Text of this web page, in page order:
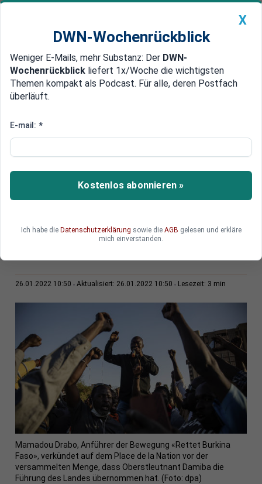
Newsticker MEIN DWN: Geldanlage Premium
Edelmetalle DWN-Magazin China
Geopolitische Umbrüche mehren
In Westafrika finden derzeit in drei Staaten
geopolitische Verschiebungen statt. Die EU wird
in allen drei Fällen von den Vorgängen tangiert.
26.01.2022 10:50 Aktualisiert: 26.01.2022 10:50 Lesezeit: 3 min
Mamadou Drabo, Anführer der Bewegung «Rettet Burkina
Faso», verkündet auf dem Place de la Nation vor der
versammelten Menge, dass Oberstleutnant Damiba die
Führung des Landes übernommen hat. (Foto: dpa)
X
DWN-Wochenrückblick
Weniger E-Mails, mehr Substanz: Der DWN-
Wochenrückblick liefert 1x/Woche die wichtigsten
Themen kompakt als Podcast. Für alle, deren Postfach
überläuft.
E-mail: *
Kostenlos abonnieren »
Ich habe die Datenschutzerklärung sowie die AGB gelesen und erkläre
mich einverstanden.